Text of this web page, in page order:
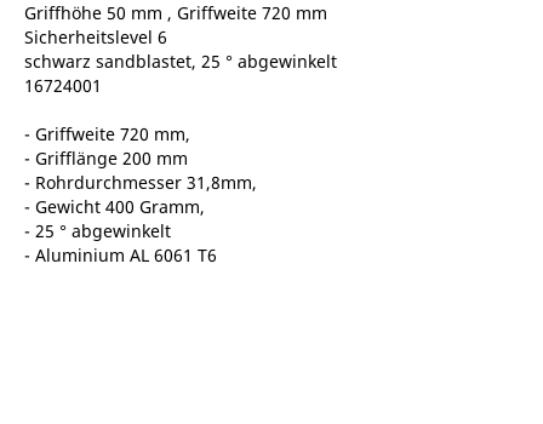
Griffhöhe 50 mm , Griffweite 720 mm
Sicherheitslevel 6
schwarz sandblastet, 25 ° abgewinkelt
16724001
- Griffweite 720 mm,
- Grifflänge 200 mm
- Rohrdurchmesser 31,8mm,
- Gewicht 400 Gramm,
- 25 ° abgewinkelt
- Aluminium AL 6061 T6